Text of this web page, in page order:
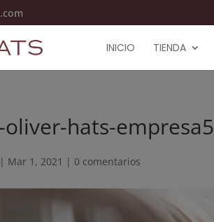
INICIO TIENDA
hats-empresa5
| Mar 1, 2021 | 0 comentarios